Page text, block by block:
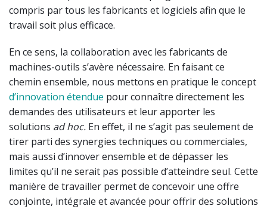
compris par tous les fabricants et logiciels afin que le
travail soit plus efficace.
En ce sens, la collaboration avec les fabricants de
machines-outils s’avère nécessaire. En faisant ce
chemin ensemble, nous mettons en pratique le concept
d’innovation étendue pour connaître directement les
demandes des utilisateurs et leur apporter les
solutions ad hoc. En effet, il ne s’agit pas seulement de
tirer parti des synergies techniques ou commerciales,
mais aussi d’innover ensemble et de dépasser les
limites qu’il ne serait pas possible d’atteindre seul. Cette
manière de travailler permet de concevoir une offre
conjointe, intégrale et avancée pour offrir des solutions